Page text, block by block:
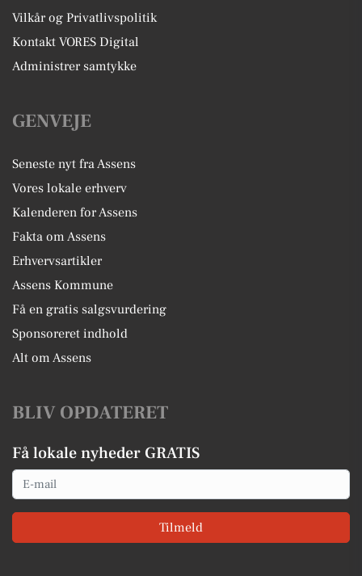
Vilkår og Privatlivspolitik
Kontakt VORES Digital
Administrer samtykke
GENVEJE
Seneste nyt fra Assens
Vores lokale erhverv
Kalenderen for Assens
Fakta om Assens
Erhvervsartikler
Assens Kommune
Få en gratis salgsvurdering
Sponsoreret indhold
Alt om Assens
BLIV OPDATERET
Få lokale nyheder GRATIS
Email
Tilmeld